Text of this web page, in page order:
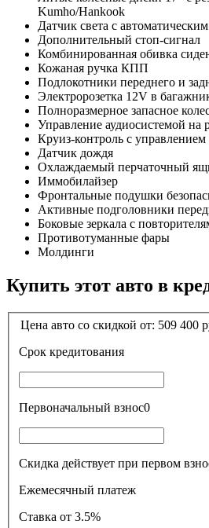
Kumho/Hankook
Датчик света с
Дополнительный стоп-сигнал
Комбинированная обивка
Кожаная ручка КПП
Подлокотники переднего и
Электророзетка 12V в
Полноразмерное запасное
Управление аудиосистемой на
Круиз-контроль с управлением
Датчик дождя
Охлаждаемый перчаточный
Иммобилайзер
Фронтальные подушки
Активные подголовники
Боковые зеркала с
Противотуманные фары
Молдинги
Купить этот авто в
Цена авто со скидкой от: 509 400
Срок кредитования
Первоначальный взнос0
Скидка действует при первом
Ежемесячный платеж
Ставка от 3.5%